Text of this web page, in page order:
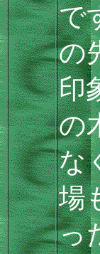
で
の
印
の
な
場
っ